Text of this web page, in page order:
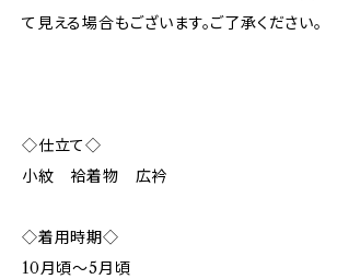
て見える場合もございます。ご了承ください。
◇仕立て◇
小紋 袷着物 広衿
◇着用時期◇
10月頃〜5月頃